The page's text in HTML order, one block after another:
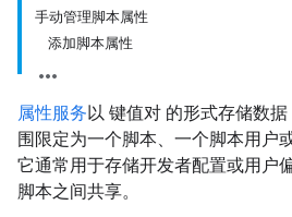
手动管理脚本属性
添加脚本属性
属性服务以 键值对 的形式存储数
围限定为一个脚本、一个脚本用户
它通常用于存储开发者配置或用户
脚本之间共享。